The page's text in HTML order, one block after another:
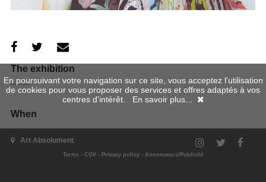
The exhibition
When
08/09/2010 - 31/10/2010
Art Absolument
Terms- CGV- Privacy policy- Annonceurs/Publicité
En poursuivant votre navigation sur ce site, vous acceptez l'utilisation
de cookies pour vous proposer des services et offres adaptés à vos
centres d'intérêt. En savoir plus...